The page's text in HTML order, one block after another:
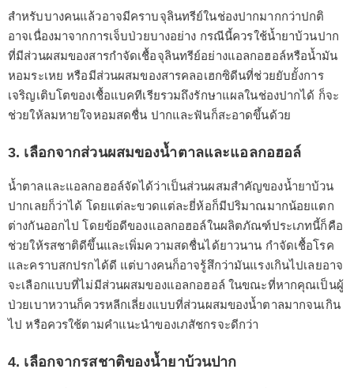
สำหรับบางคนแล้วอาจมีคราบจุลินทรีย์ในช่องปากมากกว่าปกติ
อาจเนื่องมาจากการเจ็บป่วยบางอย่าง กรณีนี้ควรใช้น้ำยาบ้วนปาก
ที่มีส่วนผสมของสารกำจัดเชื้อจุลินทรีย์อย่างแอลกอฮอล์หรือน้ำมัน
หอมระเหย หรือมีส่วนผสมของสารคลอเฮกซิดีนที่ช่วยยับยั้งการ
เจริญเติบโตของเชื้อแบคทีเรียรวมถึงรักษาแผลในช่องปากได้ ก็จะ
ช่วยให้ลมหายใจหอมสดชื่น ปากและฟันก็สะอาดขึ้นด้วย
3. เลือกจากส่วนผสมของน้ำตาลและแอลกอฮอล์
น้ำตาลและแอลกอฮอล์จัดได้ว่าเป็นส่วนผสมสำคัญของน้ำยาบ้วน
ปากเลยก็ว่าได้ โดยแต่ละขวดแต่ละยี่ห้อก็มีปริมาณมากน้อยแตก
ต่างกันออกไป โดยข้อดีของแอลกอฮอล์ในผลิตภัณฑ์ประเภทนี้ก็คือ
ช่วยให้รสชาติดีขึ้นและเพิ่มความสดชื่นได้ยาวนาน กำจัดเชื้อโรค
และคราบสกปรกได้ดี แต่บางคนก็อาจรู้สึกว่ามันแรงเกินไปเลยอาจ
จะเลือกแบบที่ไม่มีส่วนผสมของแอลกอฮอล์ ในขณะที่หากคุณเป็นผู้
ป่วยเบาหวานก็ควรหลีกเลี่ยงแบบที่ส่วนผสมของน้ำตาลมากจนเกิน
ไป หรือควรใช้ตามคำแนะนำของเภสัชกรจะดีกว่า
4. เลือกจากรสชาติของน้ำยาบ้วนปาก